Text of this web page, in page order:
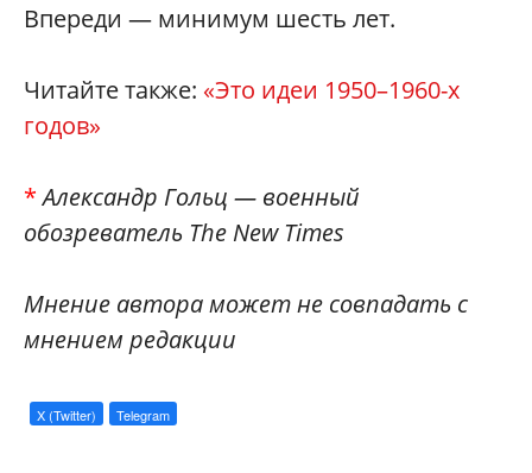
Впереди — минимум шесть лет.
Читайте также: «Это идеи 1950–1960-х
годов»
* Александр Гольц — военный
обозреватель The New Times
Мнение автора может не совпадать с
мнением редакции
X (Twitter) Telegram